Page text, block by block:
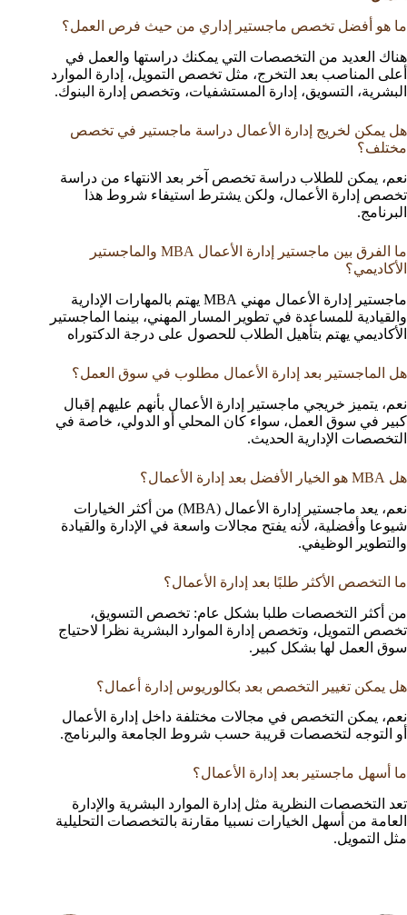
ما هو أفضل تخصص ماجستير إداري من حيث فرص العمل؟
هناك العديد من التخصصات التي يمكنك دراستها والعمل في
أعلى المناصب بعد التخرج، مثل تخصص التمويل، إدارة الموارد
البشرية، التسويق، إدارة المستشفيات، وتخصص إدارة البنوك.
هل يمكن لخريج إدارة الأعمال دراسة ماجستير في تخصص
مختلف؟
نعم، يمكن للطلاب دراسة تخصص آخر بعد الانتهاء من دراسة
تخصص إدارة الأعمال، ولكن يشترط استيفاء شروط هذا
البرنامج.
ما الفرق بين ماجستير إدارة الأعمال MBA والماجستير
الأكاديمي؟
ماجستير إدارة الأعمال مهني MBA يهتم بالمهارات الإدارية
والقيادية للمساعدة في تطوير المسار المهني، بينما الماجستير
الأكاديمي يهتم بتأهيل الطلاب للحصول على درجة الدكتوراه
هل الماجستير بعد إدارة الأعمال مطلوب في سوق العمل؟
نعم، يتميز خريجي ماجستير إدارة الأعمال بأنهم عليهم إقبال
كبير في سوق العمل، سواء كان المحلي أو الدولي، خاصة في
التخصصات الإدارية الحديث.
هل MBA هو الخيار الأفضل بعد إدارة الأعمال؟
نعم، يعد ماجستير إدارة الأعمال (MBA) من أكثر الخيارات
شيوعا وأفضلية، لأنه يفتح مجالات واسعة في الإدارة والقيادة
والتطوير الوظيفي.
ما التخصص الأكثر طلبًا بعد إدارة الأعمال؟
من أكثر التخصصات طلبا بشكل عام: تخصص التسويق،
تخصص التمويل، وتخصص إدارة الموارد البشرية نظرا لاحتياج
سوق العمل لها بشكل كبير.
هل يمكن تغيير التخصص بعد بكالوريوس إدارة أعمال؟
نعم، يمكن التخصص في مجالات مختلفة داخل إدارة الأعمال
أو التوجه لتخصصات قريبة حسب شروط الجامعة والبرنامج.
ما أسهل ماجستير بعد إدارة الأعمال؟
تعد التخصصات النظرية مثل إدارة الموارد البشرية والإدارة
العامة من أسهل الخيارات نسبيا مقارنة بالتخصصات التحليلية
مثل التمويل.